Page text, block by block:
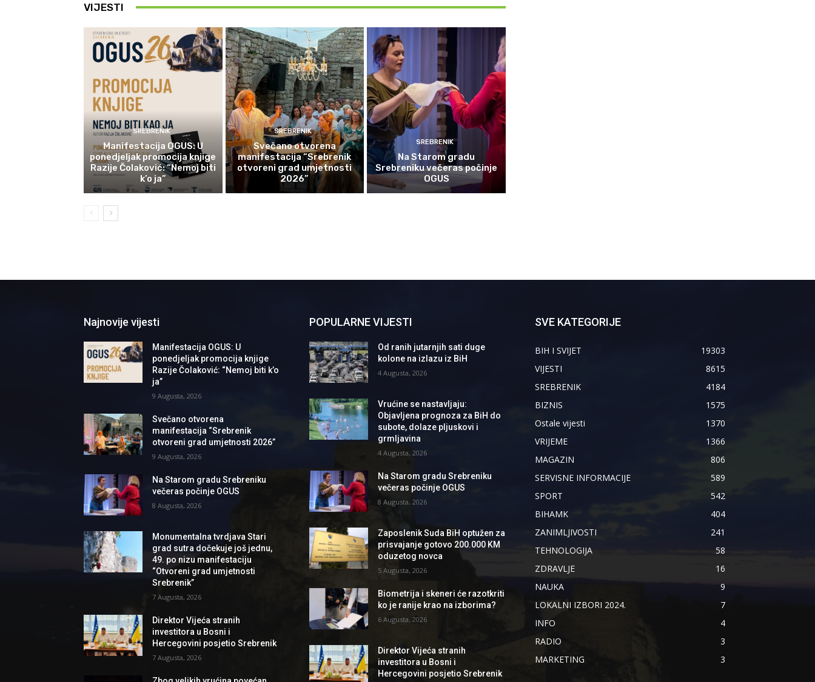
VIJESTI
SREBRENIK
Manifestacija OGUS: U
ponedjeljak promocija knjige
Razije Čolaković: “Nemoj biti
k’o ja”
SREBRENIK
Svečano otvorena
manifestacija “Srebrenik
otvoreni grad umjetnosti
2026”
SREBRENIK
Na Starom gradu
Srebreniku večeras počinje
OGUS
Najnovije vijesti
Manifestacija OGUS: U
ponedjeljak promocija knjige
Razije Čolaković: “Nemoj biti k’o
ja”
9 Augusta, 2026
Svečano otvorena
manifestacija “Srebrenik
otvoreni grad umjetnosti 2026”
9 Augusta, 2026
Na Starom gradu Srebreniku
večeras počinje OGUS
8 Augusta, 2026
Monumentalna tvrdjava Stari
grad sutra dočekuje još jednu,
49. po nizu manifestaciju
“Otvoreni grad umjetnosti
Srebrenik”
7 Augusta, 2026
Direktor Vijeća stranih
investitora u Bosni i
Hercegovini posjetio Srebrenik
7 Augusta, 2026
POPULARNE VIJESTI
Od ranih jutarnjih sati duge
kolone na izlazu iz BiH
4 Augusta, 2026
Vrućine se nastavljaju:
Objavljena prognoza za BiH do
subote, dolaze pljuskovi i
grmljavina
4 Augusta, 2026
Na Starom gradu Srebreniku
večeras počinje OGUS
8 Augusta, 2026
Zaposlenik Suda BiH optužen za
prisvajanje gotovo 200.000 KM
oduzetog novca
5 Augusta, 2026
Biometrija i skeneri će razotkriti
ko je ranije krao na izborima?
6 Augusta, 2026
Direktor Vijeća stranih
investitora u Bosni i
Hercegovini posjetio Srebrenik
SVE KATEGORIJE
BIH I SVIJET
19303
VIJESTI
8615
SREBRENIK
4184
BIZNIS
1575
Ostale vijesti
1370
VRIJEME
1366
MAGAZIN
806
SERVISNE INFORMACIJE
589
SPORT
542
BIHAMK
404
ZANIMLJIVOSTI
241
TEHNOLOGIJA
58
ZDRAVLJE
16
NAUKA
9
LOKALNI IZBORI 2024.
7
INFO
4
RADIO
3
MARKETING
3